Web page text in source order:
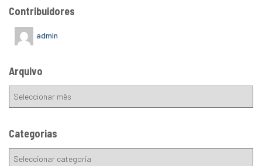
Contribuidores
admin
Arquivo
Categorias